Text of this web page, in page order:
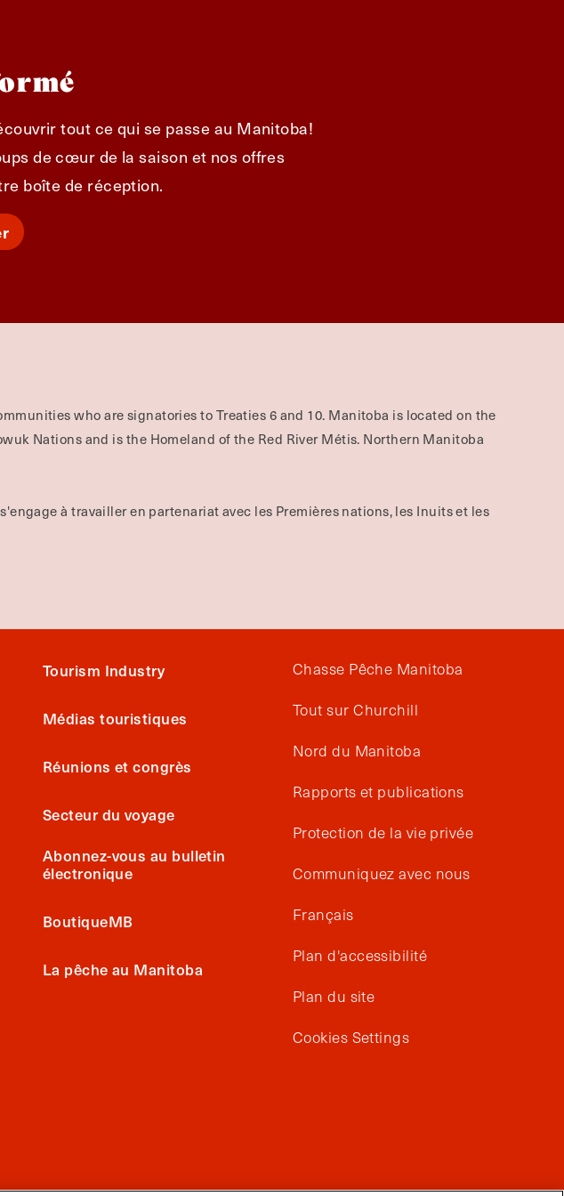
tout ce qui se passe au Manitoba!
de cœur de la saison et nos offres
boîte de réception.
who are signatories to Treaties 6 and 10. Manitoba is located on the
Nations and is the Homeland of the Red River Métis. Northern Manitoba
à travailler en partenariat avec les Premières nations, les Inuits et les
Tourism Industry
Médias touristiques
Réunions et congrès
Secteur du voyage
Abonnez-vous au bulletin
électronique
BoutiqueMB
La pêche au Manitoba
Chasse Pêche Manitoba
Tout sur Churchill
Nord du Manitoba
Rapports et publications
Protection de la vie privée
Communiquez avec nous
Français
Plan d'accessibilité
Plan du site
Cookies Settings